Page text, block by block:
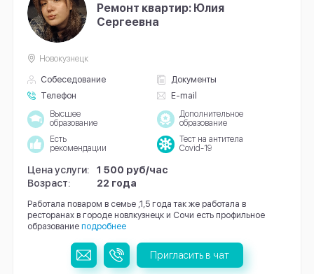
Ремонт квартир: Юлия
Сергеевна
Собеседование
Документы
Телефон
E-mail
Новокузнецк
Высшее
образование
Дополнительное
образование
Есть
рекомендации
Тест на антитела
Covid-19
Цена услуги:
1 500 руб/час
Возраст:
22 года
Работала поваром в семье ,1,5 года так же работала в
ресторанах в городе новлкузнецк и Сочи есть профильное
образование подробнее
Пригласить в чат